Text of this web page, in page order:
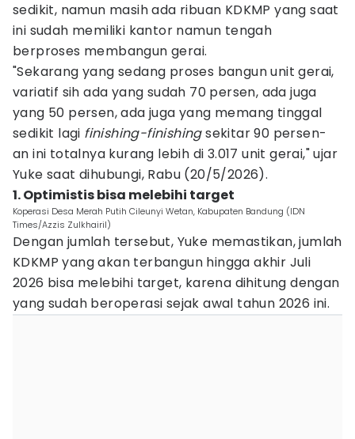
sedikit, namun masih ada ribuan KDKMP yang saat
ini sudah memiliki kantor namun tengah
berproses membangun gerai.
"Sekarang yang sedang proses bangun unit gerai,
variatif sih ada yang sudah 70 persen, ada juga
yang 50 persen, ada juga yang memang tinggal
sedikit lagi finishing-finishingsekitar 90 persen-
an ini totalnya kurang lebih di 3.017 unit gerai," ujar
Yuke saat dihubungi, Rabu (20/5/2026).
1. Optimistis bisa melebihi target
Koperasi Desa Merah Putih Cileunyi Wetan, Kabupaten Bandung (IDN
Times/Azzis Zulkhairil)
Dengan jumlah tersebut, Yuke memastikan, jumlah
KDKMP yang akan terbangun hingga akhir Juli
2026 bisa melebihi target, karena dihitung dengan
yang sudah beroperasi sejak awal tahun 2026 ini.